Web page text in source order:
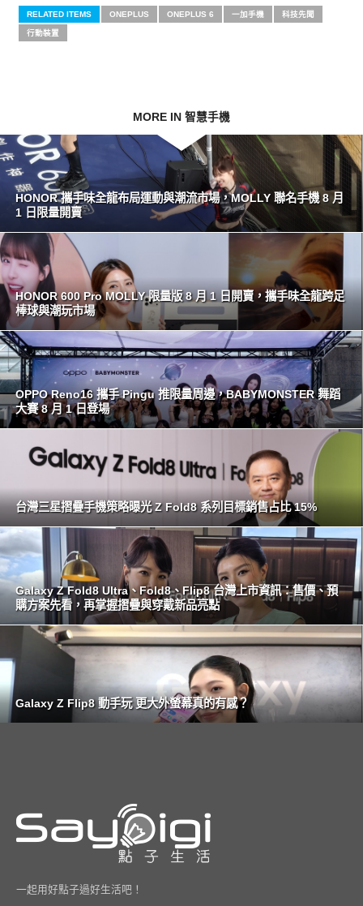
RELATED ITEMS ONEPLUS ONEPLUS 6 一加手機 科技先聞
行動裝置
MORE IN 智慧手機
HONOR 攜手味全龍布局運動與潮流市場，MOLLY 聯名手機 8 月
1 日限量開賣
HONOR 600 Pro MOLLY 限量版 8 月 1 日開賣，攜手味全龍跨足
棒球與潮玩市場
OPPO Reno16 攜手 Pingu 推限量周邊，BABYMONSTER 舞蹈
大賽 8 月 1 日登場
台灣三星摺疊手機策略曝光 Z Fold8 系列目標銷售占比 15%
Galaxy Z Fold8 Ultra、Fold8、Flip8 台灣上市資訊：售價、預
購方案先看，再掌握摺疊與穿戴新品亮點
Galaxy Z Flip8 動手玩 更大外螢幕真的有感？
一起用好點子過好生活吧！